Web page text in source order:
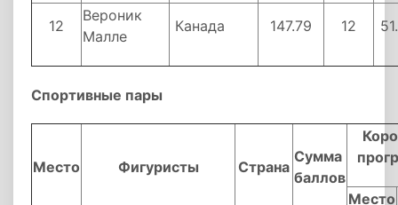
12
Вероник
Малле
Канада 147.79 12
Спортивные пары
Место Фигуристы Страна
Сумма
баллов
Место